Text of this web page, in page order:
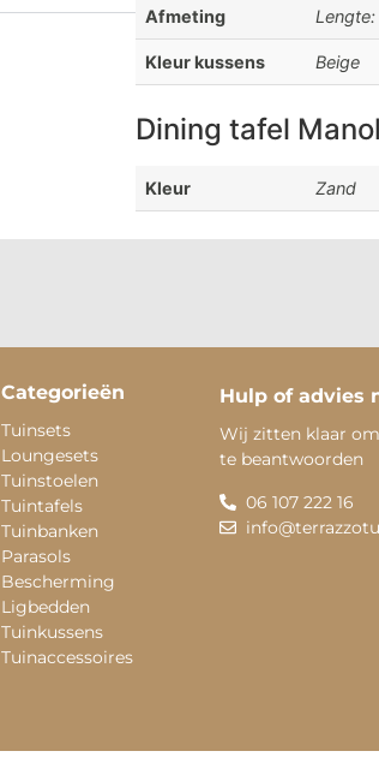
Afmeting
Kleur kussens Beige
Dining tafel
Kleur Zand
Categorieën
Tuinsets
Loungesets
Tuinstoelen
Tuintafels
Tuinbanken
Parasols
Bescherming
Ligbedden
Tuinkussens
Tuinaccessoires
Hulp of advies
Wij zitten klaar
te beantwoorden
06 107 222 16